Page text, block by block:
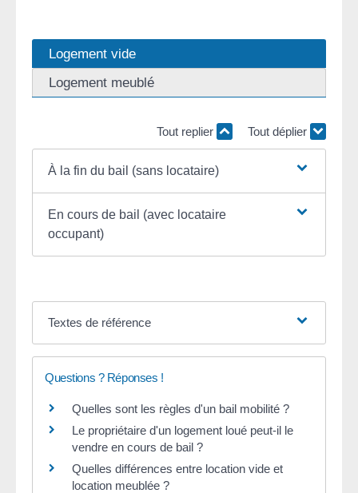
Logement vide
Logement meublé
Tout replier Tout déplier
À la fin du bail (sans locataire)
En cours de bail (avec locataire
occupant)
Textes de référence
Questions ? Réponses !
Quelles sont les règles d'un bail mobilité ?
Le propriétaire d'un logement loué peut-il le
vendre en cours de bail ?
Quelles différences entre location vide et
location meublée ?